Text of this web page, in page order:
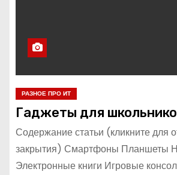
РАЗНОЕ ПРО ИТ
Гаджеты для
Содержание статьи (кликните для
закрытия) Смартфоны Планшеты
Электронные книги Игровые